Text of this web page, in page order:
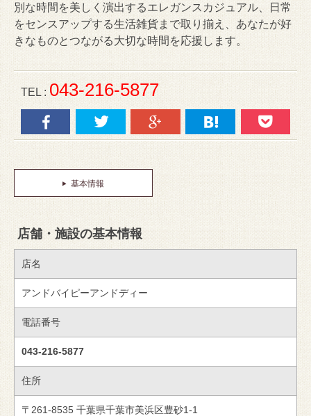
別な時間を美しく演出するエレガンスカジュアル、日常
をセンスアップする生活雑貨まで取り揃え、あなたが好
きなものとつながる大切な時間を応援します。
TEL : 043-216-5877
基本情報
店舗・施設の基本情報
店名
アンドバイピーアンドディー
電話番号
043-216-5877
住所
〒261-8535 千葉県千葉市美浜区豊砂1-1